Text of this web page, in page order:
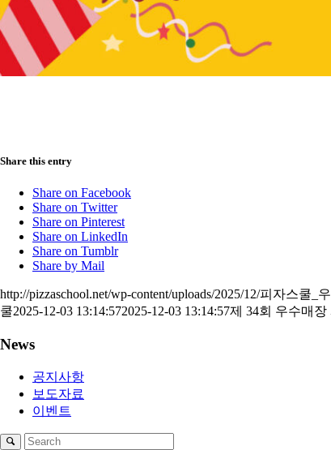
Share this entry
Share on Facebook
Share on Twitter
Share on Pinterest
Share on LinkedIn
Share on Tumblr
Share by Mail
http://pizzaschool.net/wp-content/uploads/2025/12/피자스쿨
쿨2025-12-03 13:14:572025-12-03 13:14:57제 34회 우수매장
News
공지사항
보도자료
이벤트